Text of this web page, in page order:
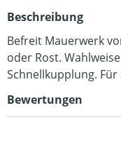
Beschreibung
Befreit Mauerwerk
oder Rost.
Schnellkupplung. Für
Bewertungen